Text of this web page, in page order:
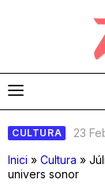
CULTURA
23
Inici » Cultura »
univers sonor